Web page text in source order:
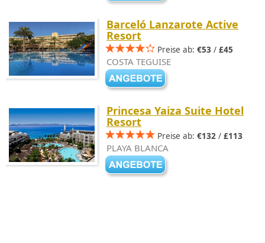
Barceló Lanzarote Active
Resort
Preise ab: €53 / £45
COSTA TEGUISE
Princesa Yaiza Suite Hotel
Resort
Preise ab: €132 / £113
PLAYA BLANCA